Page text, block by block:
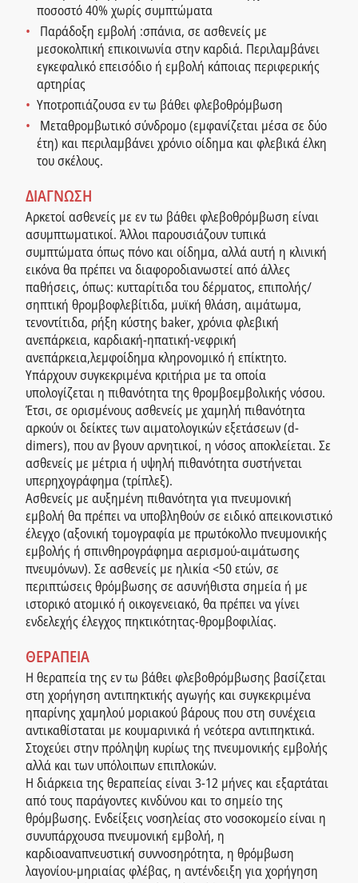
ποσοστό 40% χωρίς συμπτώματα
Παράδοξη εμβολή :σπάνια, σε ασθενείς με
μεσοκολπική επικοινωνία στην καρδιά. Περιλαμβάνει
εγκεφαλικό επεισόδιο ή εμβολή κάποιας περιφερικής
αρτηρίας
Υποτροπιάζουσα εν τω βάθει φλεβοθρόμβωση
Μεταθρομβωτικό σύνδρομο (εμφανίζεται μέσα σε δύο
έτη) και περιλαμβάνει χρόνιο οίδημα και φλεβικά έλκη
του σκέλους.
ΔΙΑΓΝΩΣΗ
Αρκετοί ασθενείς με εν τω βάθει φλεβοθρόμβωση είναι
ασυμπτωματικοί. Άλλοι παρουσιάζουν τυπικά
συμπτώματα όπως πόνο και οίδημα, αλλά αυτή η κλινική
εικόνα θα πρέπει να διαφοροδιανωστεί από άλλες
παθήσεις, όπως: κυτταρίτιδα του δέρματος, επιπολής/
σηπτική θρομβοφλεβίτιδα, μυϊκή θλάση, αιμάτωμα,
τενοντίτιδα, ρήξη κύστης baker, χρόνια φλεβική
ανεπάρκεια, καρδιακή-ηπατική-νεφρική
ανεπάρκεια,λεμφοίδημα κληρονομικό ή επίκτητο.
Υπάρχουν συγκεκριμένα κριτήρια με τα οποία
υπολογίζεται η πιθανότητα της θρομβοεμβολικής νόσου.
Έτσι, σε ορισμένους ασθενείς με χαμηλή πιθανότητα
αρκούν οι δείκτες των αιματολογικών εξετάσεων (d-
dimers), που αν βγουν αρνητικοί, η νόσος αποκλείεται. Σε
ασθενείς με μέτρια ή υψηλή πιθανότητα συστήνεται
υπερηχογράφημα (τρίπλεξ).
Ασθενείς με αυξημένη πιθανότητα για πνευμονική
εμβολή θα πρέπει να υποβληθούν σε ειδικό απεικονιστικό
έλεγχο (αξονική τομογραφία με πρωτόκολλο πνευμονικής
εμβολής ή σπινθηρογράφημα αερισμού-αιμάτωσης
πνευμόνων). Σε ασθενείς με ηλικία <50 ετών, σε
περιπτώσεις θρόμβωσης σε ασυνήθιστα σημεία ή με
ιστορικό ατομικό ή οικογενειακό, θα πρέπει να γίνει
ενδελεχής έλεγχος πηκτικότητας-θρομβοφιλίας.
ΘΕΡΑΠΕΙΑ
Η θεραπεία της εν τω βάθει φλεβοθρόμβωσης βασίζεται
στη χορήγηση αντιπηκτικής αγωγής και συγκεκριμένα
ηπαρίνης χαμηλού μοριακού βάρους που στη συνέχεια
αντικαθίσταται με κουμαρινικά ή νεότερα αντιπηκτικά.
Στοχεύει στην πρόληψη κυρίως της πνευμονικής εμβολής
αλλά και των υπόλοιπων επιπλοκών.
Η διάρκεια της θεραπείας είναι 3-12 μήνες και εξαρτάται
από τους παράγοντες κινδύνου και το σημείο της
θρόμβωσης. Ενδείξεις νοσηλείας στο νοσοκομείο είναι η
συνυπάρχουσα πνευμονική εμβολή, η
καρδιοαναπνευστική συννοσηρότητα, η θρόμβωση
λαγονίου-μηριαίας φλέβας, η αντένδειξη για χορήγηση